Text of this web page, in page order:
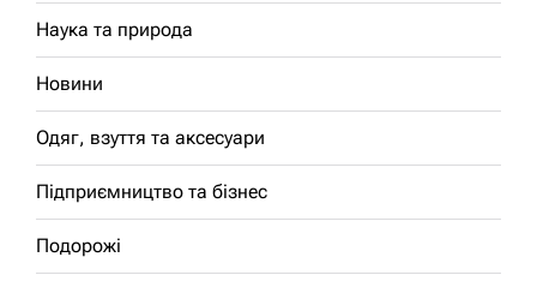
Наука та природа
Новини
Одяг, взуття та аксесуари
Підприємництво та бізнес
Подорожі